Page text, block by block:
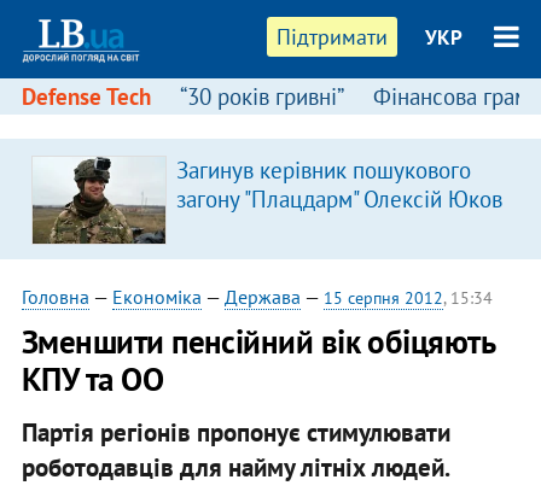
Підтримати УКР
Defense Tech “30 років гривні” Фінансова
Загинув керівник пошукового
загону "Плацдарм" Олексій Юков
Головна — Економіка — Держава — 15 серпня 2012, 15:34
Зменшити пенсійний вік обіцяють
КПУ та ОО
Партія регіонів пропонує стимулювати
роботодавців для найму літніх людей.